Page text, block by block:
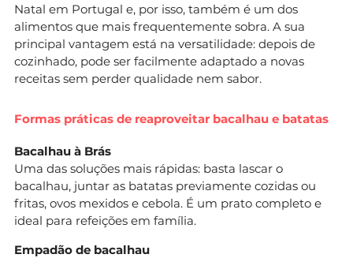
Natal em Portugal e, por isso, também é um dos
alimentos que mais frequentemente sobra. A sua
principal vantagem está na versatilidade: depois de
cozinhado, pode ser facilmente adaptado a novas
receitas sem perder qualidade nem sabor.
Formas práticas de reaproveitar bacalhau e batatas
Bacalhau à Brás
Uma das soluções mais rápidas: basta lascar o
bacalhau, juntar as batatas previamente cozidas ou
fritas, ovos mexidos e cebola. É um prato completo e
ideal para refeições em família.
Empadão de bacalhau